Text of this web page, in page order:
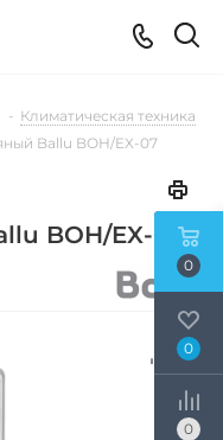
- Климатическая техника
Ballu BOH/EX-07
BOH/EX-07
0
0
0